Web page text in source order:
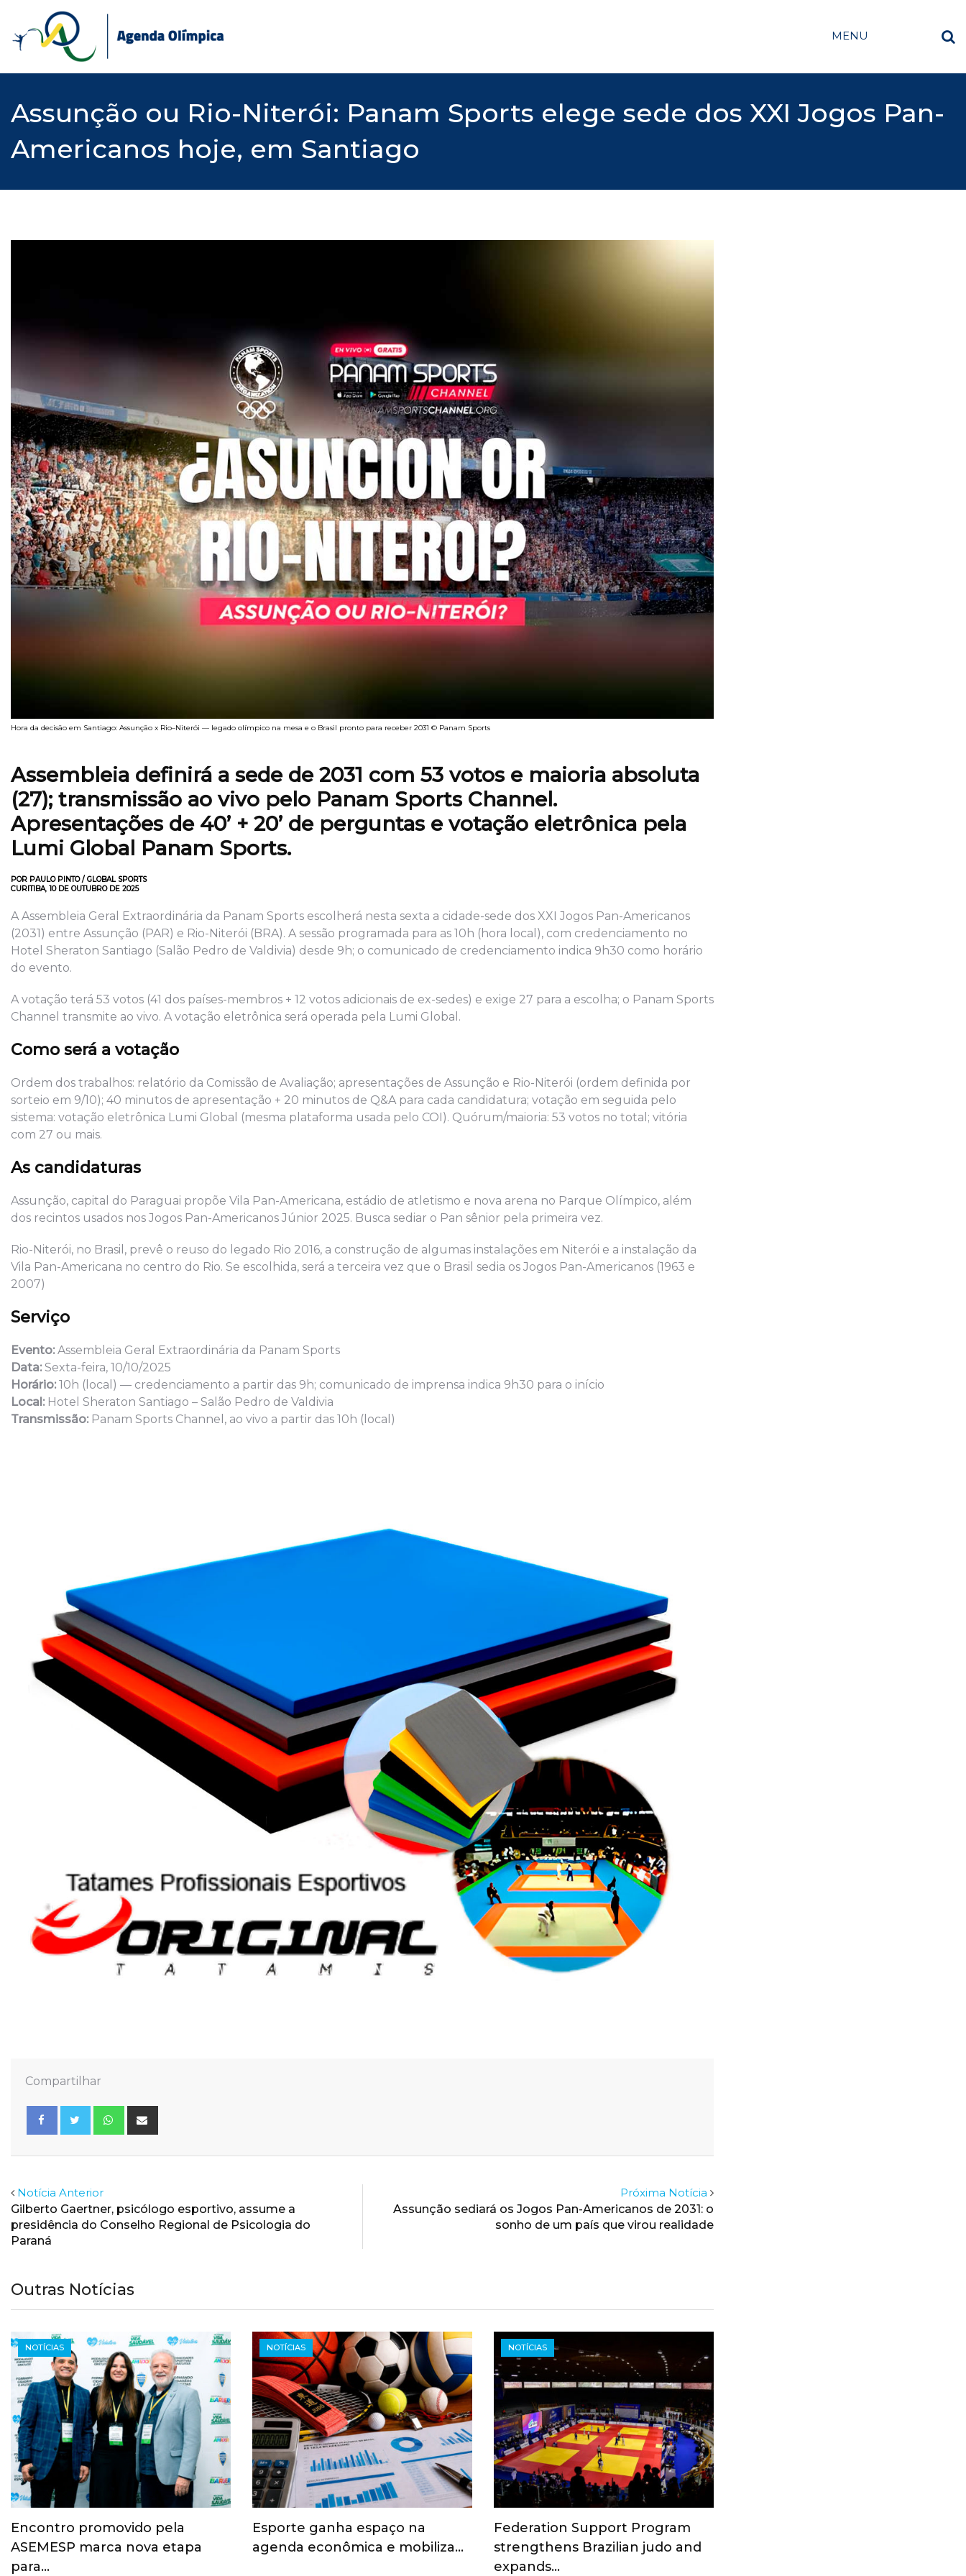
content
MENU
Assunção ou Rio-Niterói: Panam Sports elege sede dos XXI Jogos Pan-
Americanos hoje, em Santiago
Hora da decisão em Santiago: Assunção x Rio–Niterói — legado olímpico na mesa e o Brasil pronto para receber 2031 © Panam Sports
Assembleia definirá a sede de 2031 com 53 votos e maioria absoluta
(27); transmissão ao vivo pelo Panam Sports Channel.
Apresentações de 40’ + 20’ de perguntas e votação eletrônica pela
Lumi Global Panam Sports.
POR PAULO PINTO / GLOBAL SPORTS
CURITIBA, 10 DE OUTUBRO DE 2025
A Assembleia Geral Extraordinária da Panam Sports escolherá nesta sexta a cidade-sede dos XXI Jogos Pan-Americanos
(2031) entre Assunção (PAR) e Rio-Niterói (BRA). A sessão programada para as 10h (hora local), com credenciamento no
Hotel Sheraton Santiago (Salão Pedro de Valdivia) desde 9h; o comunicado de credenciamento indica 9h30 como horário
do evento.
A votação terá 53 votos (41 dos países-membros + 12 votos adicionais de ex-sedes) e exige 27 para a escolha; o Panam Sports
Channel transmite ao vivo. A votação eletrônica será operada pela Lumi Global.
Como será a votação
Ordem dos trabalhos: relatório da Comissão de Avaliação; apresentações de Assunção e Rio-Niterói (ordem definida por
sorteio em 9/10); 40 minutos de apresentação + 20 minutos de Q&A para cada candidatura; votação em seguida pelo
sistema: votação eletrônica Lumi Global (mesma plataforma usada pelo COI). Quórum/maioria: 53 votos no total; vitória
com 27 ou mais.
As candidaturas
Assunção, capital do Paraguai propõe Vila Pan-Americana, estádio de atletismo e nova arena no Parque Olímpico, além
dos recintos usados nos Jogos Pan-Americanos Júnior 2025. Busca sediar o Pan sênior pela primeira vez.
Rio-Niterói, no Brasil, prevê o reuso do legado Rio 2016, a construção de algumas instalações em Niterói e a instalação da
Vila Pan-Americana no centro do Rio. Se escolhida, será a terceira vez que o Brasil sedia os Jogos Pan-Americanos (1963 e
2007)
Serviço
Evento: Assembleia Geral Extraordinária da Panam Sports
Data: Sexta-feira, 10/10/2025
Horário: 10h (local) — credenciamento a partir das 9h; comunicado de imprensa indica 9h30 para o início
Local: Hotel Sheraton Santiago – Salão Pedro de Valdivia
Transmissão: Panam Sports Channel, ao vivo a partir das 10h (local)
Compartilhar
Whatsapp
Notícia Anterior
Gilberto Gaertner, psicólogo esportivo, assume a
presidência do Conselho Regional de Psicologia do
Paraná
Próxima Notícia
Assunção sediará os Jogos Pan-Americanos de 2031: o
sonho de um país que virou realidade
Outras Notícias
NOTÍCIAS
Encontro promovido pela
ASEMESP marca nova etapa
para…
NOTÍCIAS
Esporte ganha espaço na
agenda econômica e mobiliza…
NOTÍCIAS
Federation Support Program
strengthens Brazilian judo and
expands…